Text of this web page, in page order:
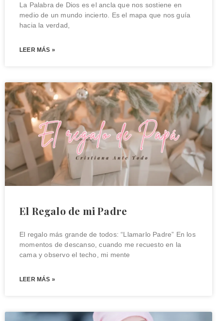
La Palabra de Dios es el ancla que nos sostiene en
medio de un mundo incierto. Es el mapa que nos guía
hacia la verdad,
LEER MÁS »
El Regalo de mi Padre
El regalo más grande de todos: “Llamarlo Padre” En los
momentos de descanso, cuando me recuesto en la
cama y observo el techo, mi mente
LEER MÁS »